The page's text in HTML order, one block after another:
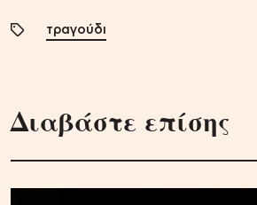
τραγούδι
Διαβάστε επίσης